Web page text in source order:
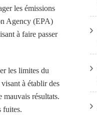
les émissions
Agency (EPA)
à faire passer
les limites du
à établir des
mauvais résultats.
fuites.